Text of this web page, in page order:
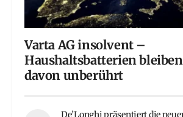
Varta AG insolvent –
Haushaltsbatterien bleiben
davon unberührt
De’Longhi präsentiert die